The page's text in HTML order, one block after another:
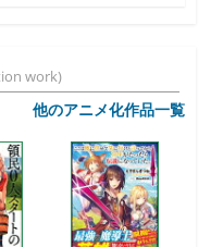
work)
他のアニメ化作品一覧